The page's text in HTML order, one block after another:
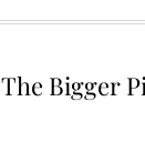
Bigger